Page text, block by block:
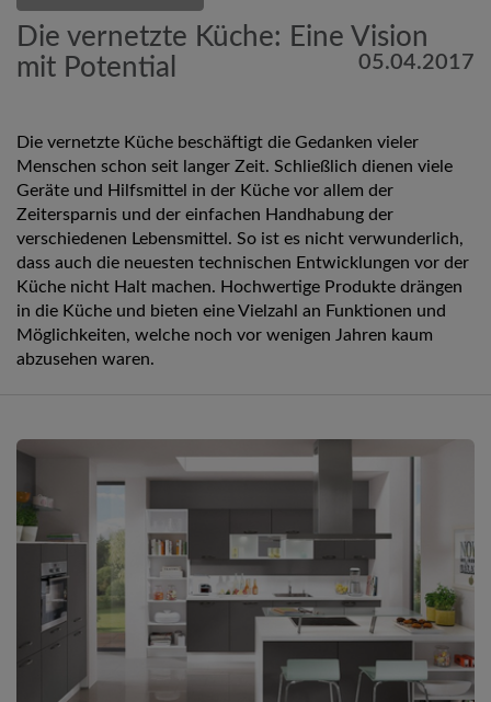
Die vernetzte Küche: Eine Vision
mit Potential
05.04.2017
Die vernetzte Küche beschäftigt die Gedanken vieler
Menschen schon seit langer Zeit. Schließlich dienen viele
Geräte und Hilfsmittel in der Küche vor allem der
Zeitersparnis und der einfachen Handhabung der
verschiedenen Lebensmittel. So ist es nicht verwunderlich,
dass auch die neuesten technischen Entwicklungen vor der
Küche nicht Halt machen. Hochwertige Produkte drängen
in die Küche und bieten eine Vielzahl an Funktionen und
Möglichkeiten, welche noch vor wenigen Jahren kaum
abzusehen waren.